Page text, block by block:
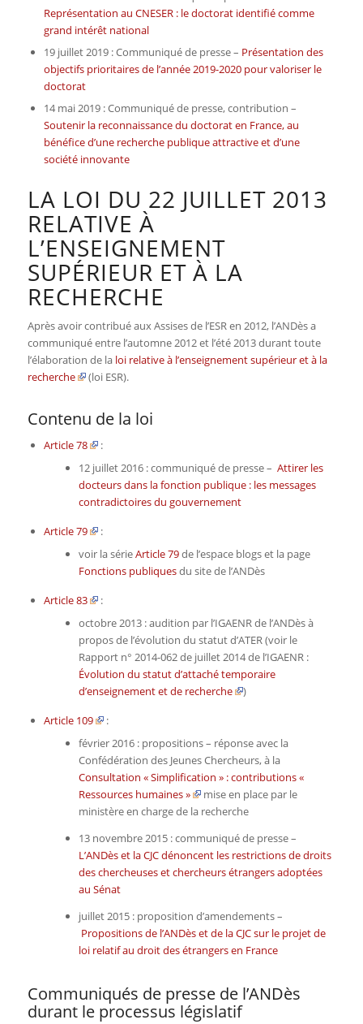
Représentation au CNESER : le doctorat identifié comme
grand intérêt national
19 juillet 2019 : Communiqué de presse – Présentation des
objectifs prioritaires de l’année 2019-2020 pour valoriser le
doctorat
14 mai 2019 : Communiqué de presse, contribution –
Soutenir la reconnaissance du doctorat en France, au
bénéfice d’une recherche publique attractive et d’une
société innovante
LA LOI DU 22 JUILLET 2013
RELATIVE À
L’ENSEIGNEMENT
SUPÉRIEUR ET À LA
RECHERCHE
Après avoir contribué aux Assises de l’ESR en 2012, l’ANDès a
communiqué entre l’automne 2012 et l’été 2013 durant toute
l’élaboration de la loi relative à l’enseignement supérieur et à la
recherche
(loi ESR).
Contenu de la loi
Article 78
:
12 juillet 2016 : communiqué de presse – Attirer les
docteurs dans la fonction publique : les messages
contradictoires du gouvernement
Article 79
:
voir la sérieArticle 79de l’espace blogs et la page
Fonctions publiquesdu site de l’ANDès
Article 83
:
octobre 2013 : audition par l’IGAENR de l’ANDès à
propos de l’évolution du statut d’ATER (voir le
Rapport n° 2014-062 de juillet 2014 de l’IGAENR :
Évolution du statut d’attaché temporaire
d’enseignement et de recherche
)
Article 109
:
février 2016 : propositions – réponse avec la
Confédération des Jeunes Chercheurs, à la
Consultation « Simplification » : contributions «
Ressources humaines »
mise en place par le
ministère en charge de la recherche
13 novembre 2015 : communiqué de presse –
L’ANDès et la CJC dénoncent les restrictions de droits
des chercheuses et chercheurs étrangers adoptées
au Sénat
juillet 2015 : proposition d’amendements –
Propositions de l’ANDès et de la CJC sur le projet de
loi relatif au droit des étrangers en France
Communiqués de presse de l’ANDès
durant le processus législatif